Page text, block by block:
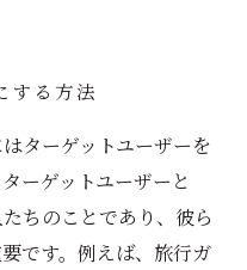
する方法
ターゲットユーザーを
ーゲットユーザーと
ちのことであり、彼ら
です。例えば、旅行ガ